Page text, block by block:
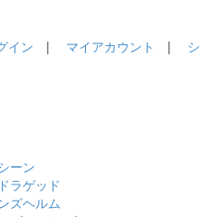
イン | マイアカウント |
ーン
ラゲッド
ズヘルム